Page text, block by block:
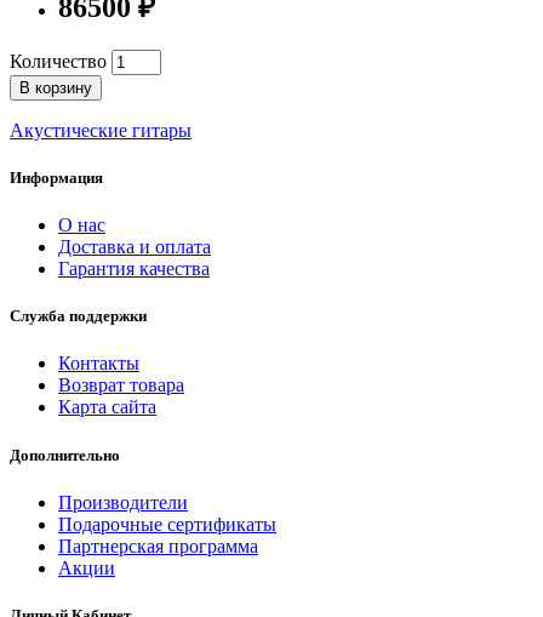
86500 ₽
Количество
В корзину
Акустические гитары
Информация
О нас
Доставка и оплата
Гарантия качества
Служба поддержки
Контакты
Возврат товара
Карта сайта
Дополнительно
Производители
Подарочные сертификаты
Партнерская программа
Акции